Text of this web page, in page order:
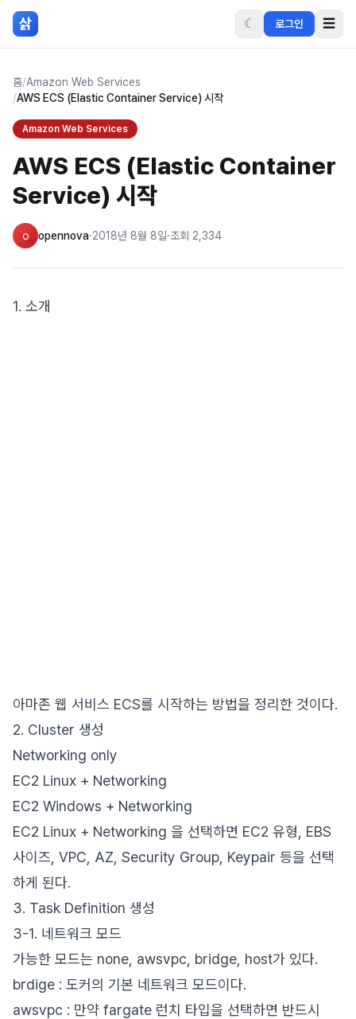
본문 바로가기
삵 ☾ 로그인 ☰
홈/Amazon Web Services
/AWS ECS (Elastic Container Service) 시작
Amazon Web Services
AWS ECS (Elastic Container
Service) 시작
o opennova·2018년 8월 8일·조회 2,334
1. 소개
아마존 웹 서비스 ECS를 시작하는 방법을 정리한 것이다.
2. Cluster 생성
Networking only
EC2 Linux + Networking
EC2 Windows + Networking
EC2 Linux + Networking 을 선택하면 EC2 유형, EBS
사이즈, VPC, AZ, Security Group, Keypair 등을 선택
하게 된다.
3. Task Definition 생성
3-1. 네트워크 모드
가능한 모드는 none, awsvpc, bridge, host가 있다.
brdige : 도커의 기본 네트워크 모드이다.
awsvpc : 만약 fargate 런치 타입을 선택하면 반드시